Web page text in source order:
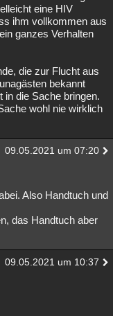
eine HIV
ihm vollkommen aus
ganzes Verhalten
die zur Flucht aus
bekannt
in die Sache bringen.
wohl nie wirklich
09.05.2021 um 07:20
Also Handtuch und
das Handtuch aber
09.05.2021 um 10:37